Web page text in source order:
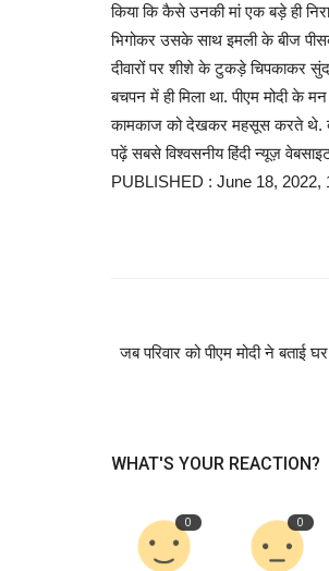
किया कि कैसे उनकी मां एक बड़े ही
भिगोकर उसके साथ इमली के बीज
दीवारों पर शीशे के टुकड़े चिपकाकर
बचपन में ही मिला था. पीएम मोदी के
कामकाज को देखकर महसूस करते थे.
पढ़ें सबसे विश्वसनीय हिंदी न्यूज़
PUBLISHED : June 18, 2022,
जब परिवार को पीएम मोदी ने बताई
WHAT'S YOUR REACTION?
0 0
Radish